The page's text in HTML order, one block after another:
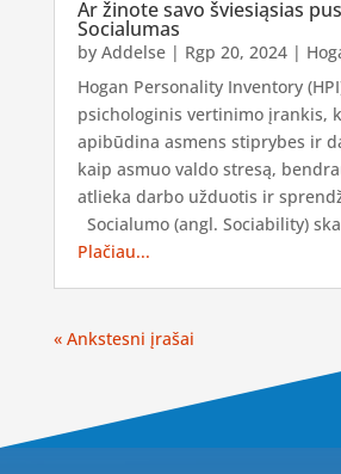
Ar žinote savo šviesiąsias
Socialumas
by Addelse| Rgp 20, 2024|
Hogan Personality Inventory
psichologinis vertinimo įrankis,
apibūdina asmens stiprybes ir
kaip asmuo valdo stresą,
atlieka darbo užduotis ir
Socialumo (angl. Sociability)
Plačiau...
« Ankstesni įrašai